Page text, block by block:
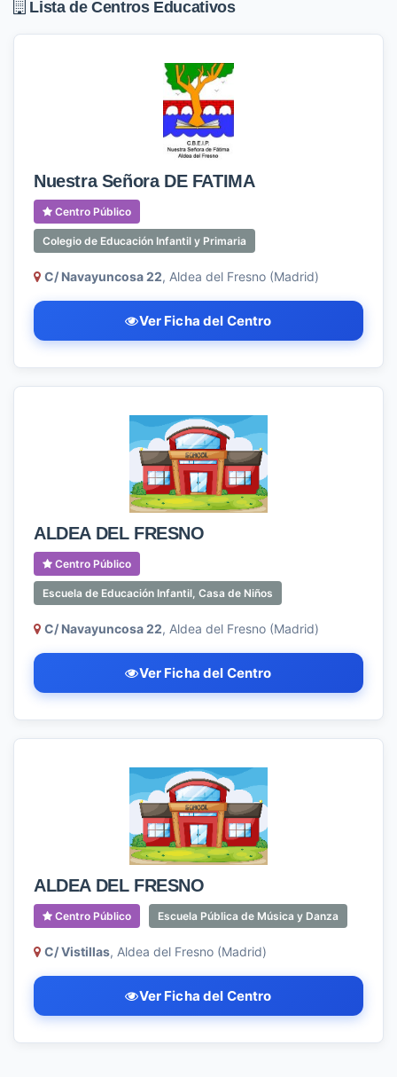
Lista de Centros Educativos
Nuestra Señora DE FATIMA
Centro Público
Colegio de Educación Infantil y Primaria
C/ Navayuncosa 22, Aldea del Fresno (Madrid)
Ver Ficha del Centro
ALDEA DEL FRESNO
Centro Público
Escuela de Educación Infantil, Casa de Niños
C/ Navayuncosa 22, Aldea del Fresno (Madrid)
Ver Ficha del Centro
ALDEA DEL FRESNO
Centro Público Escuela Pública de Música y Danza
C/ Vistillas, Aldea del Fresno (Madrid)
Ver Ficha del Centro